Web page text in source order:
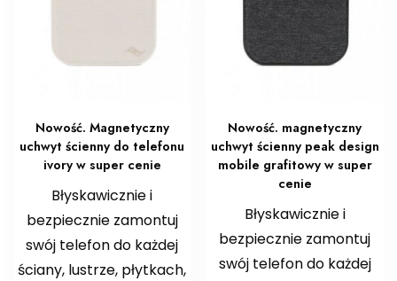
Nowość. Magnetyczny
uchwyt ścienny do telefonu
ivory w super cenie
Błyskawicznie i
bezpiecznie zamontuj
swój telefon do każdej
ściany, lustrze, płytkach,
Nowość. magnetyczny
uchwyt ścienny peak design
mobile grafitowy w super
cenie
Błyskawicznie i
bezpiecznie zamontuj
swój telefon do każdej